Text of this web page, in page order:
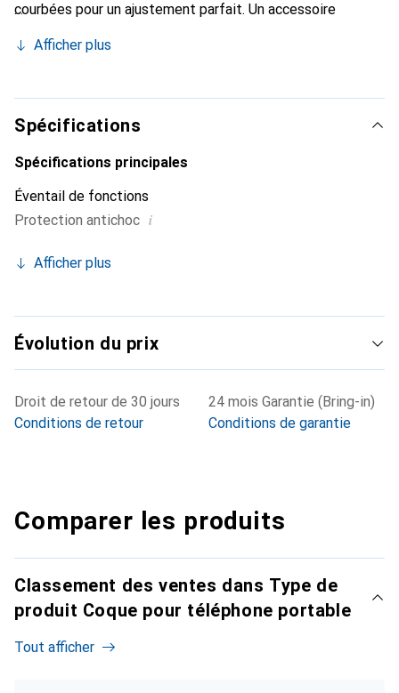
courbées pour un ajustement parfait. Un accessoire
marque Noreve est reconnue internationalement pour ses
excellent choix pour le client exigeant.
Afficher plus
Spécifications
Spécifications principales
Éventail de fonctions
Protection antichoc i
Afficher plus
Évolution du prix
Droit de retour de 30 jours
Conditions de retour
24 mois Garantie (Bring-in)
Conditions de garantie
Comparer les produits
Classement des ventes dans Type de
produit Coque pour téléphone portable
Tout afficher